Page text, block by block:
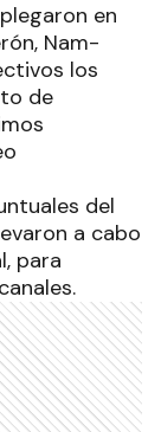
en
Nam-
los
de
del
a cabo
para